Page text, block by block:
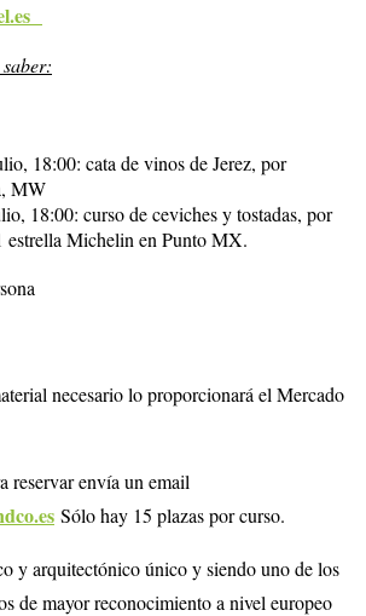
18:00: cata de vinos de Jerez, por
MW
18:00: curso de ceviches y tostadas, por
estrella Michelin en Punto MX.
necesario lo proporcionará el Mercado
reservar envía un email
Sólo hay 15 plazas por curso.
y arquitectónico único y siendo uno de los
de mayor reconocimiento a nivel europeo